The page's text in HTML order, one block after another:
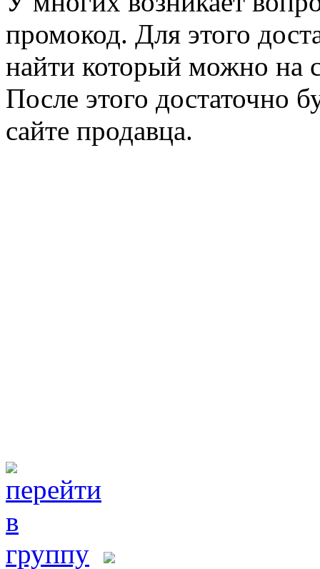
промокод. Для этого
найти который можно на
После этого достаточно
сайте продавца.